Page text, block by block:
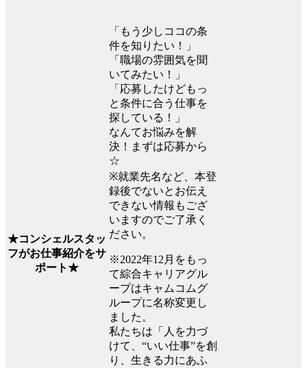
★コンシェルスタッ
フがお仕事紹介をサ
ポート★
「もう少しココの条
件を知りたい！」
「職場の雰囲気を聞
いてみたい！」
「応募したけどもっ
と条件に合う仕事を
探している！」
なんてお悩みを解
決！まずは応募から
☆
※就業先名など、本登
録後でないとお伝え
できない情報もござ
いますのでご了承く
ださい。
※2022年12月をもっ
て綜合キャリアグル
ープはキャムコムグ
ループに名称変更し
ました。
私たちは「人を力づ
けて、“いい仕事”を創
り、生きる力にあふ